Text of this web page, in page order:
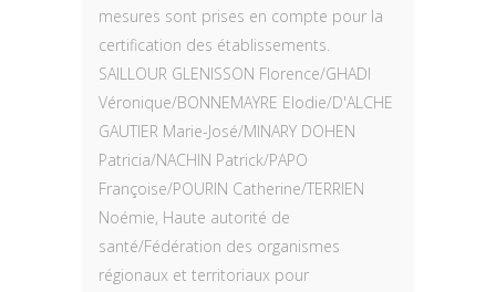
mesures sont prises en compte pour la
certification des établissements.
SAILLOUR GLENISSON Florence/GHADI
Véronique/BONNEMAYRE Elodie/D'ALCHE
GAUTIER Marie-José/MINARY DOHEN
Patricia/NACHIN Patrick/PAPO
Françoise/POURIN Catherine/TERRIEN
Noémie, Haute autorité de
santé/Fédération des organismes
régionaux et territoriaux pour